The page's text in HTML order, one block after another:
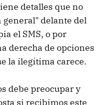
detalles que no
general" delante del
el SMS, o por
derecha de opciones
la ilegítima carece.
debe preocupar y
si recibimos este